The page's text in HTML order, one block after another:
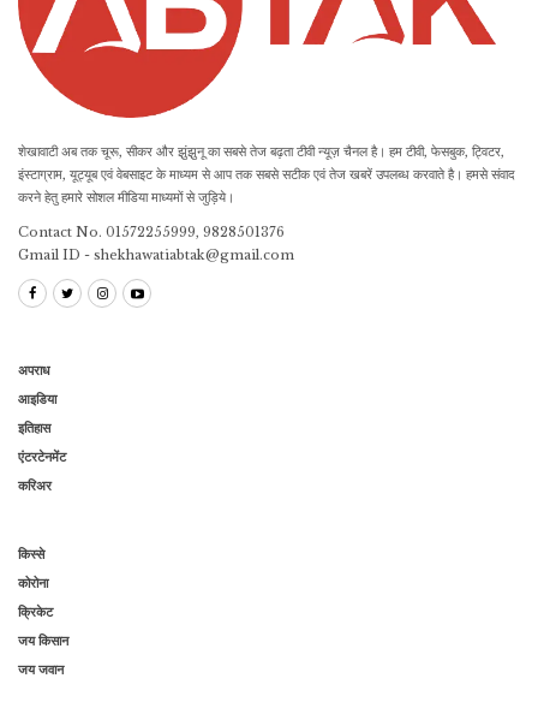
शेखावाटी अब तक चूरू, सीकर और झुंझुनू का सबसे तेज बढ़ता टीवी न्यूज़ चैनल है। हम टीवी, फेसबुक, ट्विटर,
इंस्टाग्राम, यूट्यूब एवं वेबसाइट के माध्यम से आप तक सबसे सटीक एवं तेज खबरें उपलब्ध करवाते है। हमसे संवाद
करने हेतु हमारे सोशल मीडिया माध्यमों से जुड़िये।
Contact No. 01572255999, 9828501376
Gmail ID - shekhawatiabtak@gmail.com
अपराध
आइडिया
इतिहास
एंटरटेनमेंट
करिअर
किस्से
कोरोना
क्रिकेट
जय किसान
जय जवान